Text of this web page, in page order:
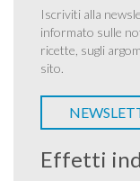
Iscriviti alla
informato sulle
ricette, sugli
sito.
Effetti